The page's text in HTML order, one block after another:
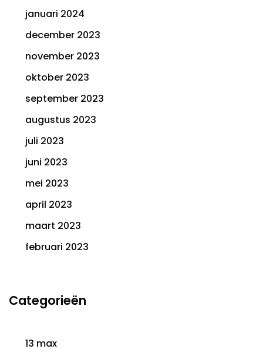
januari 2024
december 2023
november 2023
oktober 2023
september 2023
augustus 2023
juli 2023
juni 2023
mei 2023
april 2023
maart 2023
februari 2023
Categorieën
13 max